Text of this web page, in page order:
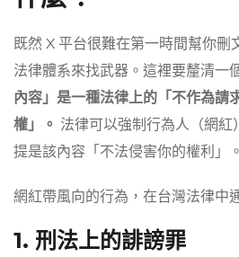
既然 X 平台很難在第一時間幫你刪
法律體系來找武器。這裡要釐清一
內容」是一種法律上的「不作為請
權」。 法律可以強制行為人（網
提是該內容「不法侵害你的權利」。
網紅帶風向的行為，在台灣法律中
1. 刑法上的誹謗罪